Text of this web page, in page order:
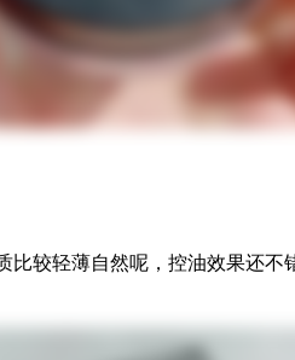
较轻薄自然呢，控油效果还不